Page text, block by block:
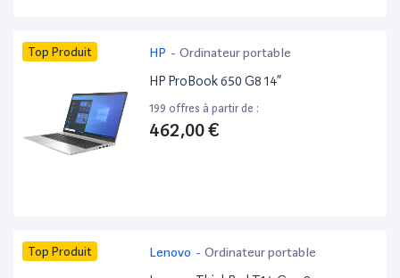
Top Produit HP - Ordinateur portable
HP ProBook 650 G8 14”
199 offres à partir de :
462,00 €
Top Produit Lenovo - Ordinateur portable